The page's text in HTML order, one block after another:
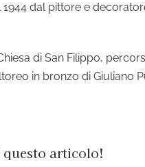
dal pittore e
di San Filippo,
in bronzo di Giuliano
articolo!